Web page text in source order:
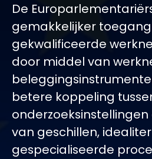
De
gemakkelijker
gekwalificeerde
door middel van
betere koppeling
van geschillen,
gespecialiseerde